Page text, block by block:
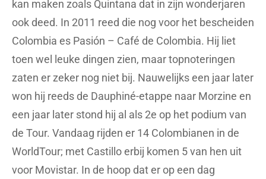
kan maken zoals Quintana dat in zijn wonderjaren
ook deed. In 2011 reed die nog voor het bescheiden
Colombia es Pasión – Café de Colombia. Hij liet
toen wel leuke dingen zien, maar topnoteringen
zaten er zeker nog niet bij. Nauwelijks een jaar later
won hij reeds de Dauphiné-etappe naar Morzine en
een jaar later stond hij al als 2e op het podium van
de Tour. Vandaag rijden er 14 Colombianen in de
WorldTour; met Castillo erbij komen 5 van hen uit
voor Movistar. In de hoop dat er op een dag